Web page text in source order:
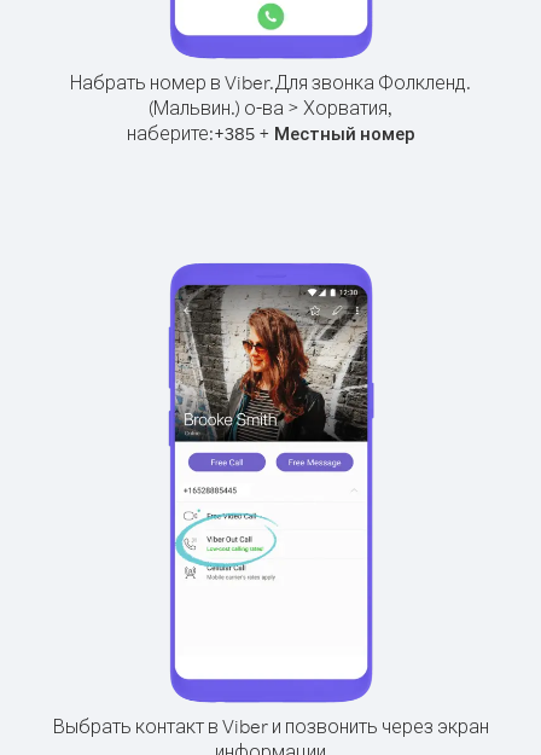
Набрать номер в Viber.Для звонка Фолкленд.
(Мальвин.) о-ва > Хорватия,
наберите:+385+ Местный номер
Выбрать контакт в Viber и позвонить через экран